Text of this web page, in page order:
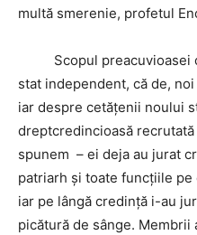
multă smerenie, profetul
Scopul preacuvioasei
stat independent, că de,
iar despre cetățenii noului
dreptcredincioasă recrutată
spunem – ei deja au jurat
patriarh și toate funcțiile pe
iar pe lângă credință i-au
picătură de sânge.